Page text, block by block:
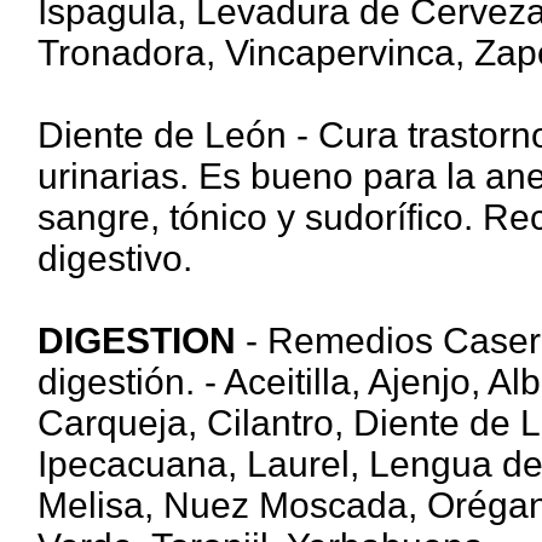
Ispagula, Levadura de
Tronadora, Vincapervinca,
Diente de León - Cura
urinarias. Es bueno para la
sangre, tónico y sudorífico.
digestivo.
DIGESTION - Remedios
digestión. - Aceitilla, Ajenjo,
Carqueja, Cilantro, Diente de
Ipecacuana, Laurel, Lengua
Melisa, Nuez Moscada,